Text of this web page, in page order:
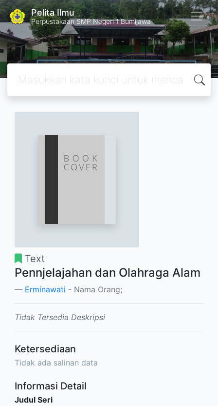
Pelita Ilmu
Perpustakaan SMP Negeri 1 Bumijawa
Text
Pennjelajahan dan Olahraga Alam
Erminawati - Nama Orang;
Tidak Tersedia Deskripsi
Ketersediaan
Tidak ada salinan data
Informasi Detail
Judul Seri